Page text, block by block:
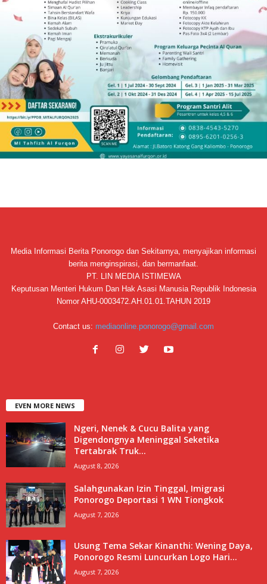
Media Informasi Berita Ponorogo dan Sekitarnya, menyajikan informasi
berita menginspirasi, dan bermanfaat.
PT. LIN MEDIA ISTIMEWA
Keputusan Menteri Hukum Dan Hak Asasi Manusia Republik Indonesia
Nomor AHU-0003472.AH.01.01.TAHUN 2019
Contact us: mediaonline.ponorogo@gmail.com
EVEN MORE NEWS
Ngeri, Nenek & Cucu Balita yang
Digendongnya Meninggal Seketika
Tertabrak Truk...
August 8, 2026
Salahgunakan Izin Tinggal, Imigrasi
Ponorogo Deportasi 1 WN Tiongkok
August 7, 2026
Usung Tema Sekar Kinanthi: Wening Daya,
Ponorogo Resmi Luncurkan Logo Hari...
August 7, 2026